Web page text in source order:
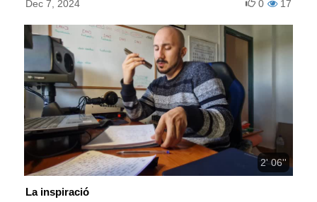
Dec 7, 2024 17
0
2' 06''
La inspiració